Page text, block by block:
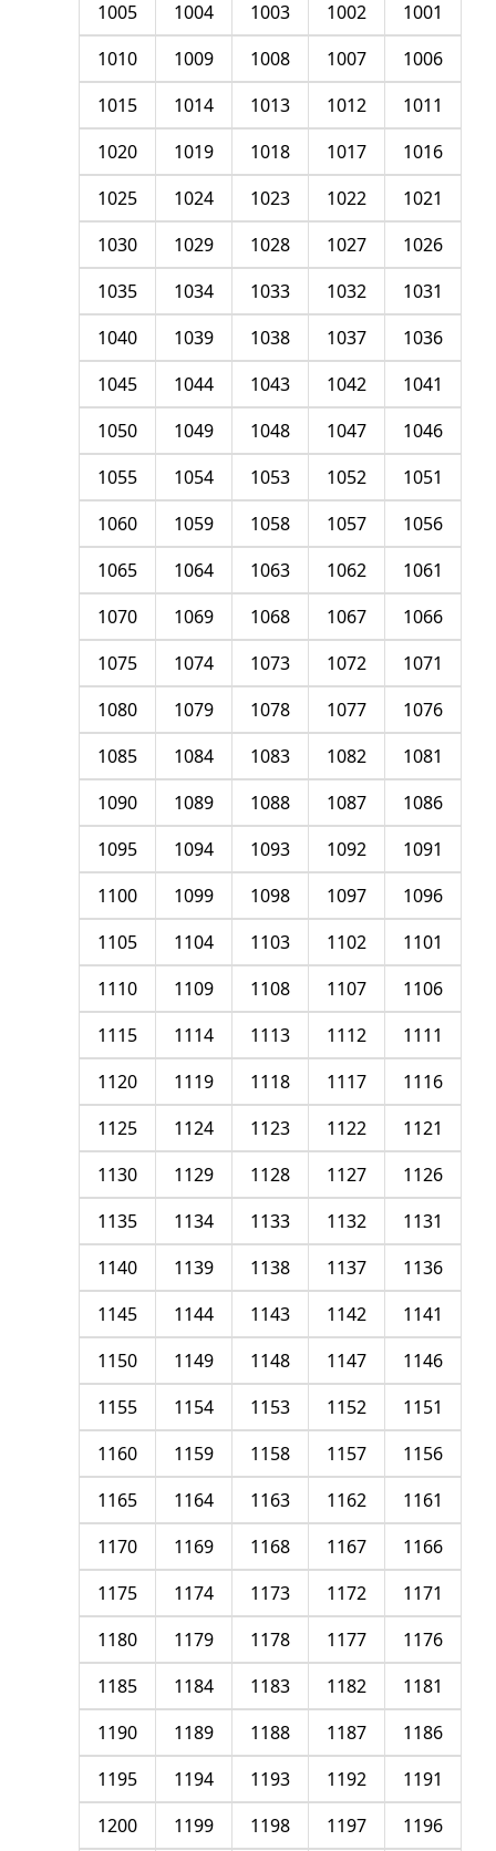
1001
1002
1003
1004
1005
1006
1007
1008
1009
1010
1011
1012
1013
1014
1015
1016
1017
1018
1019
1020
1021
1022
1023
1024
1025
1026
1027
1028
1029
1030
1031
1032
1033
1034
1035
1036
1037
1038
1039
1040
1041
1042
1043
1044
1045
1046
1047
1048
1049
1050
1051
1052
1053
1054
1055
1056
1057
1058
1059
1060
1061
1062
1063
1064
1065
1066
1067
1068
1069
1070
1071
1072
1073
1074
1075
1076
1077
1078
1079
1080
1081
1082
1083
1084
1085
1086
1087
1088
1089
1090
1091
1092
1093
1094
1095
1096
1097
1098
1099
1100
1101
1102
1103
1104
1105
1106
1107
1108
1109
1110
1111
1112
1113
1114
1115
1116
1117
1118
1119
1120
1121
1122
1123
1124
1125
1126
1127
1128
1129
1130
1131
1132
1133
1134
1135
1136
1137
1138
1139
1140
1141
1142
1143
1144
1145
1146
1147
1148
1149
1150
1151
1152
1153
1154
1155
1156
1157
1158
1159
1160
1161
1162
1163
1164
1165
1166
1167
1168
1169
1170
1171
1172
1173
1174
1175
1176
1177
1178
1179
1180
1181
1182
1183
1184
1185
1186
1187
1188
1189
1190
1191
1192
1193
1194
1195
1196
1197
1198
1199
1200